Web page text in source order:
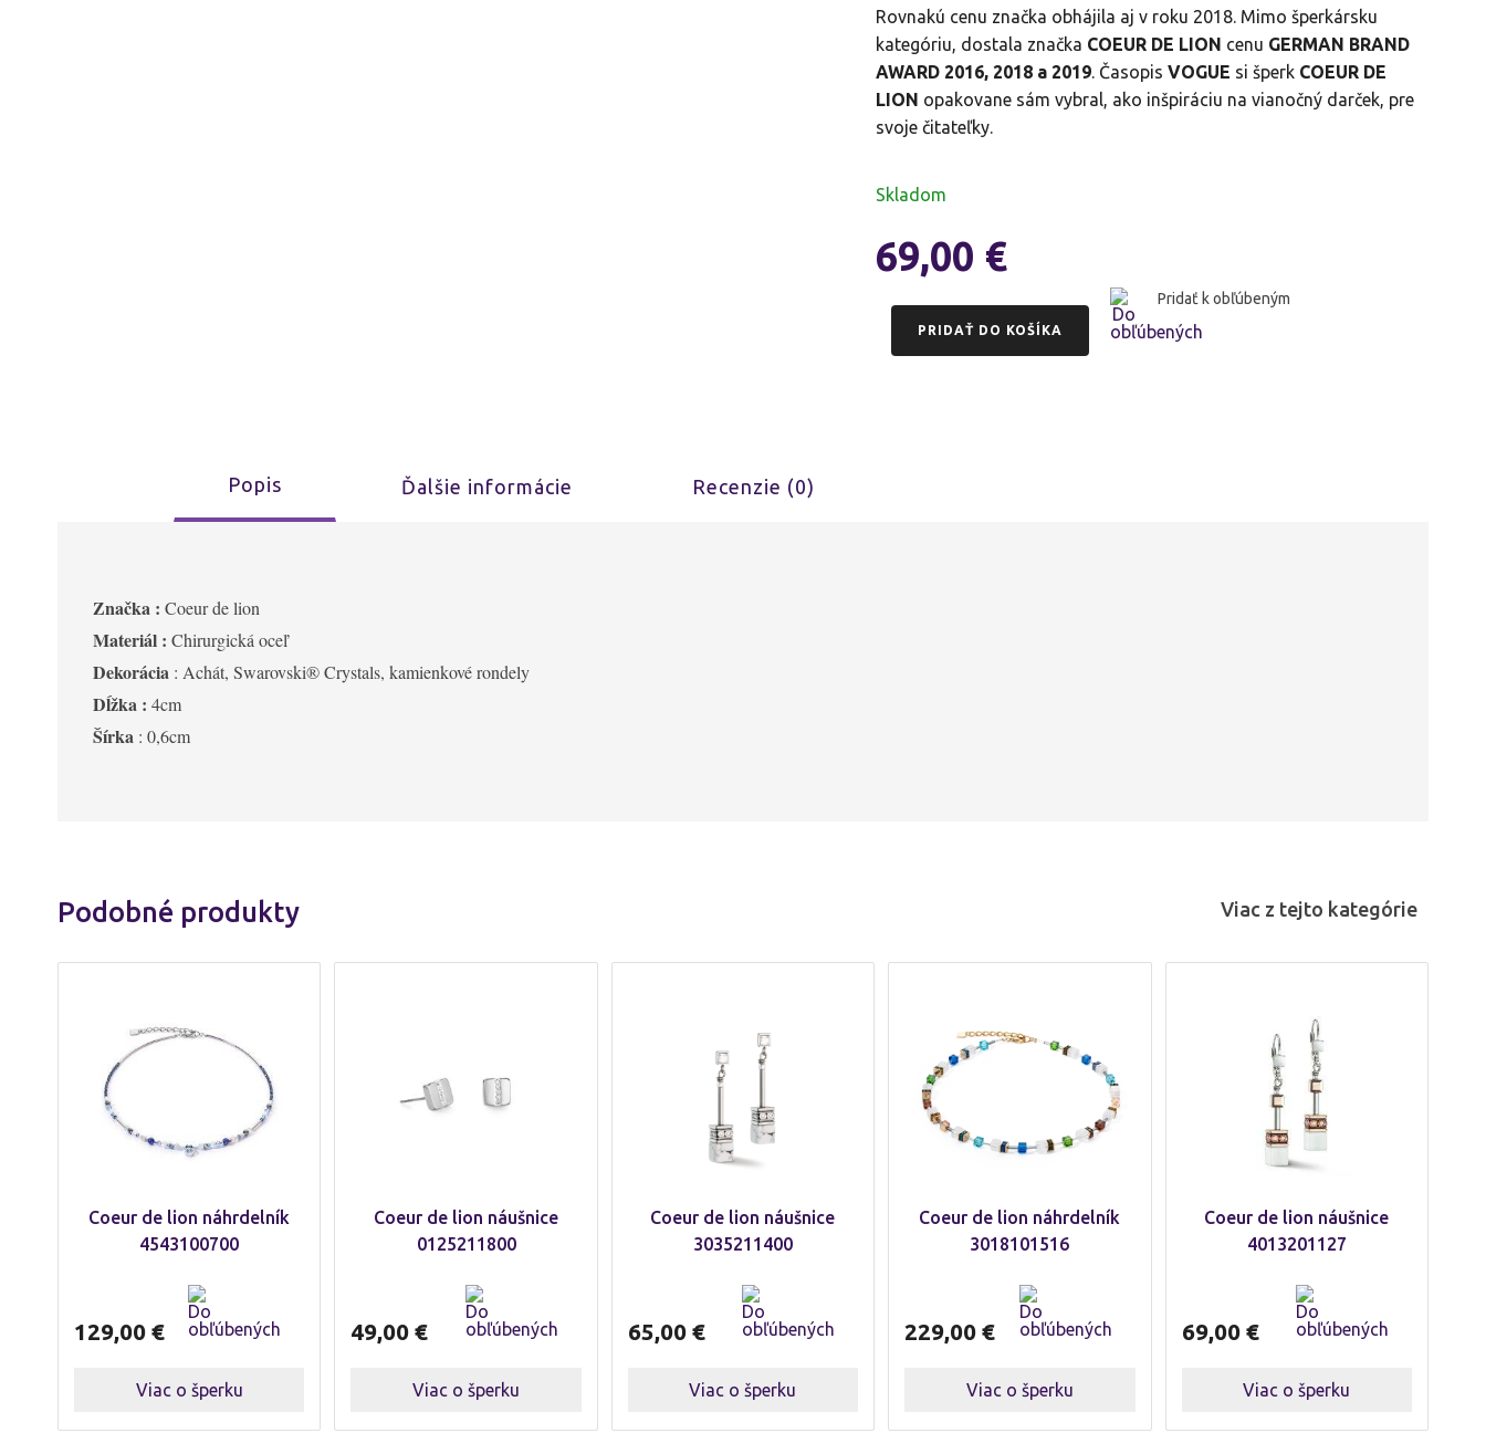
Rovnakú cenu značka obhájila aj v roku 2018. Mimo šperkársku
kategóriu, dostala značka COEUR DE LION cenu GERMAN BRAND
AWARD 2016, 2018 a 2019. Časopis VOGUE si šperk COEUR DE
LION opakovane sám vybral, ako inšpiráciu na vianočný darček, pre
svoje čitateľky.
Skladom
69,00 €
PRIDAŤ DO KOŠÍKA
Pridať k obľúbeným
Popis Ďalšie informácie Recenzie (0)
Značka : Coeur de lion
Materiál : Chirurgická oceľ
Dekorácia : Achát, Swarovski® Crystals, kamienkové rondely
Dĺžka : 4cm
Šírka : 0,6cm
Podobné produkty Viac z tejto kategórie
Coeur de lion náhrdelník
4543100700
129,00 €
Viac o šperku
Coeur de lion náušnice
0125211800
49,00€
Viac o šperku
Coeur de lion náušnice
3035211400
65,00 €
Viac o šperku
Coeur de lion náhrdelník
3018101516
229,00€
Viac o šperku
Coeur de lion náušnice
4013201127
69,00 €
Viac o šperku